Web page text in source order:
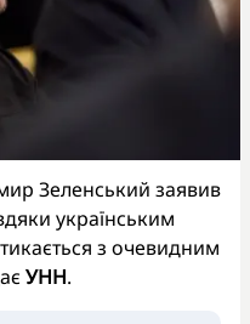
Зеленський заявив
українським
з очевидним
УНН.